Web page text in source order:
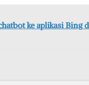
ke aplikasi Bing